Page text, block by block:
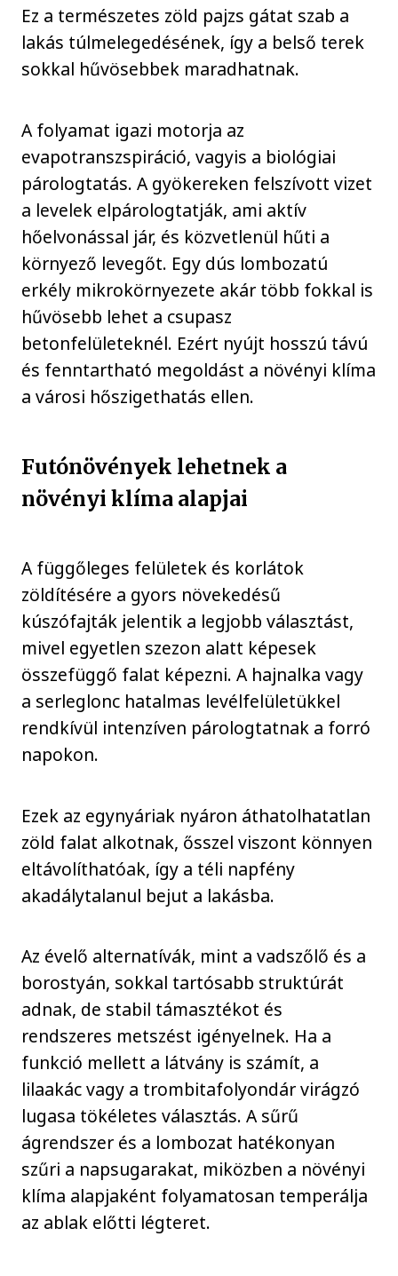
Ez a természetes zöld pajzs gátat szab a
lakás túlmelegedésének, így a belső terek
sokkal hűvösebbek maradhatnak.
A folyamat igazi motorja az
evapotranszspiráció, vagyis a biológiai
párologtatás. A gyökereken felszívott vizet
a levelek elpárologtatják, ami aktív
hőelvonással jár, és közvetlenül hűti a
környező levegőt. Egy dús lombozatú
erkély mikrokörnyezete akár több fokkal is
hűvösebb lehet a csupasz
betonfelületeknél. Ezért nyújt hosszú távú
és fenntartható megoldást a növényi klíma
a városi hőszigethatás ellen.
Futónövények lehetnek a
növényi klíma alapjai
A függőleges felületek és korlátok
zöldítésére a gyors növekedésű
kúszófajták jelentik a legjobb választást,
mivel egyetlen szezon alatt képesek
összefüggő falat képezni. A hajnalka vagy
a serleglonc hatalmas levélfelületükkel
rendkívül intenzíven párologtatnak a forró
napokon.
Ezek az egynyáriak nyáron áthatolhatatlan
zöld falat alkotnak, ősszel viszont könnyen
eltávolíthatóak, így a téli napfény
akadálytalanul bejut a lakásba.
Az évelő alternatívák, mint a vadszőlő és a
borostyán, sokkal tartósabb struktúrát
adnak, de stabil támasztékot és
rendszeres metszést igényelnek. Ha a
funkció mellett a látvány is számít, a
lilaakác vagy a trombitafolyondár virágzó
lugasa tökéletes választás. A sűrű
ágrendszer és a lombozat hatékonyan
szűri a napsugarakat, miközben a növényi
klíma alapjaként folyamatosan temperálja
az ablak előtti légteret.